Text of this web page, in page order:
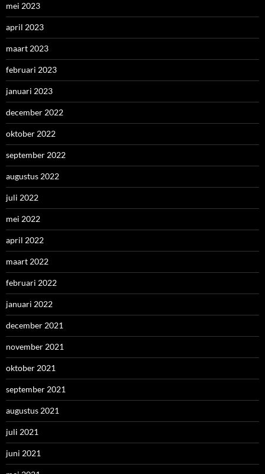
mei 2023
april 2023
maart 2023
februari 2023
januari 2023
december 2022
oktober 2022
september 2022
augustus 2022
juli 2022
mei 2022
april 2022
maart 2022
februari 2022
januari 2022
december 2021
november 2021
oktober 2021
september 2021
augustus 2021
juli 2021
juni 2021